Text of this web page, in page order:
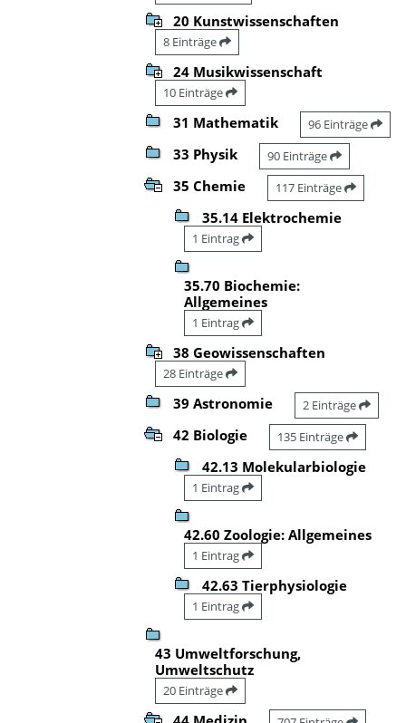
20 Kunstwissenschaften
8 Einträge
24 Musikwissenschaft
10 Einträge
31 Mathematik 96 Einträge
33 Physik 90 Einträge
35 Chemie 117 Einträge
35.14 Elektrochemie
1 Eintrag
35.70 Biochemie:
Allgemeines
1 Eintrag
38 Geowissenschaften
28 Einträge
39 Astronomie 2 Einträge
42 Biologie 135 Einträge
42.13 Molekularbiologie
1 Eintrag
42.60 Zoologie: Allgemeines
1 Eintrag
42.63 Tierphysiologie
1 Eintrag
43 Umweltforschung,
Umweltschutz
20 Einträge